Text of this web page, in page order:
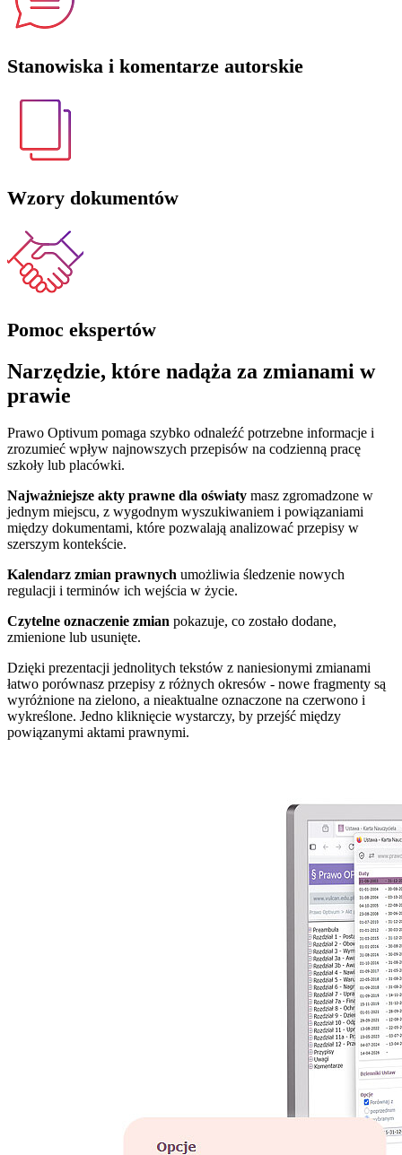
Stanowiska i komentarze autorskie
Wzory dokumentów
Pomoc ekspertów
Narzędzie, które nadąża za zmianami w
prawie
Prawo Optivum pomaga szybko odnaleźć potrzebne informacje i
zrozumieć wpływ najnowszych przepisów na codzienną pracę
szkoły lub placówki.
Najważniejsze akty prawne dla oświaty masz zgromadzone w
jednym miejscu, z wygodnym wyszukiwaniem i powiązaniami
między dokumentami, które pozwalają analizować przepisy w
szerszym kontekście.
Kalendarz zmian prawnych umożliwia śledzenie nowych
regulacji i terminów ich wejścia w życie.
Czytelne oznaczenie zmian pokazuje, co zostało dodane,
zmienione lub usunięte.
Dzięki prezentacji jednolitych tekstów z naniesionymi zmianami
łatwo porównasz przepisy z różnych okresów - nowe fragmenty są
wyróżnione na zielono, a nieaktualne oznaczone na czerwono i
wykreślone. Jedno kliknięcie wystarczy, by przejść między
powiązanymi aktami prawnymi.